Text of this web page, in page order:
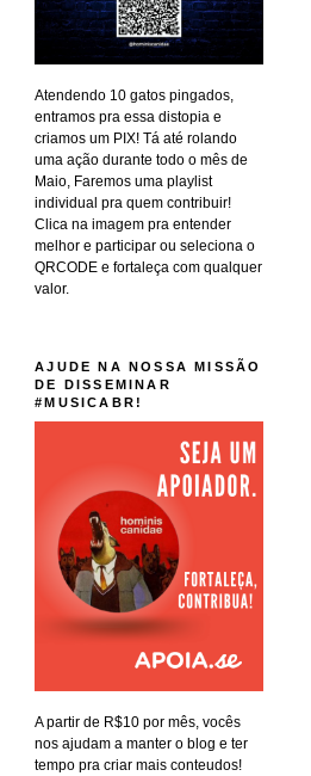
Atendendo 10 gatos pingados,
entramos pra essa distopia e
criamos um PIX! Tá até rolando
uma ação durante todo o mês de
Maio, Faremos uma playlist
individual pra quem contribuir!
Clica na imagem pra entender
melhor e participar ou seleciona o
QRCODE e fortaleça com qualquer
valor.
AJUDE NA NOSSA MISSÃO
DE DISSEMINAR
#MUSICABR!
A partir de R$10 por mês, vocês
nos ajudam a manter o blog e ter
tempo pra criar mais conteudos!